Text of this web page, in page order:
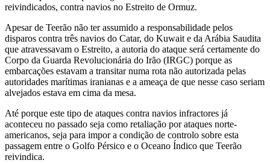
reivindicados, contra navios no Estreito de Ormuz.
Apesar de Teerão não ter assumido a responsabilidade pelos
disparos contra três navios do Catar, do Kuwait e da Arábia Saudita
que atravessavam o Estreito, a autoria do ataque será certamente do
Corpo da Guarda Revolucionária do Irão (IRGC) porque as
embarcações estavam a transitar numa rota não autorizada pelas
autoridades marítimas iranianas e a ameaça de que nesse caso seriam
alvejados estava em cima da mesa.
Até porque este tipo de ataques contra navios infractores já
aconteceu no passado seja como retaliação por ataques norte-
americanos, seja para impor a condição de controlo sobre esta
passagem entre o Golfo Pérsico e o Oceano Índico que Teerão
reivindica.